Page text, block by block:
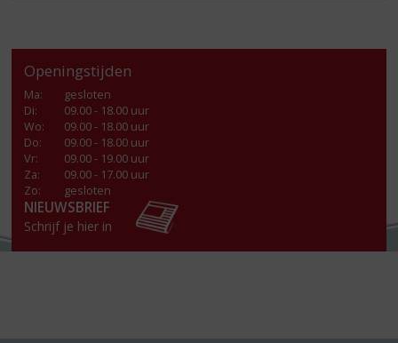
Openingstijden
Ma:
gesloten
Di:
09.00 - 18.00 uur
Wo:
09.00 - 18.00 uur
Do:
09.00 - 18.00 uur
Vr:
09.00 - 19.00 uur
Za:
09.00 - 17.00 uur
Zo:
gesloten
NIEUWSBRIEF
Schrijf je hier in